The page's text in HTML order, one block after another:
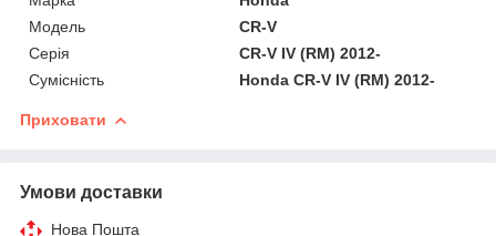
Мoдель
CR-V
Серія
CR-V IV (RM) 2012-
Сумісність
Honda CR-V IV (RM) 2012-
Приховати
Умови доставки
Нова Пошта